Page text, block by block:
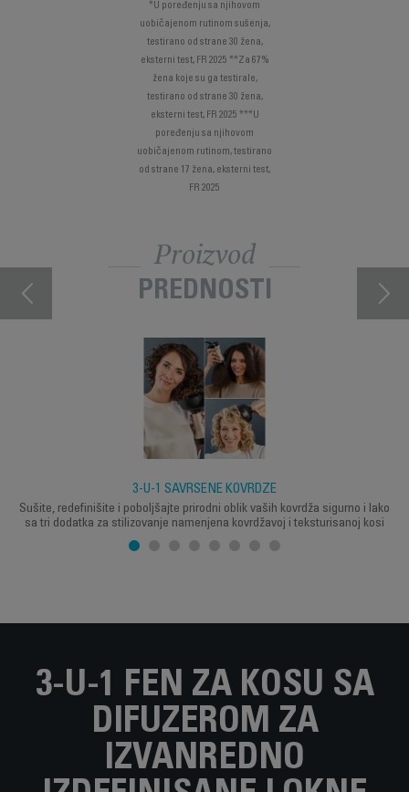
*U poređenju sa njihovom
uobičajenom rutinom sušenja,
testirano od strane 30 žena,
eksterni test, FR 2025 **Za 67%
žena koje su ga testirale,
testirano od strane 30 žena,
eksterni test, FR 2025 ***U
poređenju sa njihovom
uobičajenom rutinom, testirano
od strane 17 žena, eksterni test,
FR 2025
Proizvod
PREDNOSTI
3-U-1 SAVRŠENE KOVRDŽE
Sušite, redefinišite i poboljšajte prirodni oblik vaših kovrdža sigurno i lako
sa tri dodatka za stilizovanje namenjena kovrdžavoj i teksturisanoj kosi
3-U-1 FEN ZA KOSU SA
DIFUZEROM ZA
IZVANREDNO